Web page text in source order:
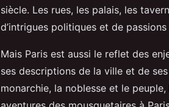
siècle. Les rues, les palais, les
d’intrigues politiques et de passions
Mais Paris est aussi le reflet des
ses descriptions de la ville et de
monarchie, la noblesse et le